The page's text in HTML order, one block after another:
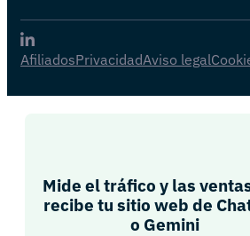
AfiliadosPrivacidadAviso legal
Mide el tráfico y las
recibe tu sitio web de
o Gemini​